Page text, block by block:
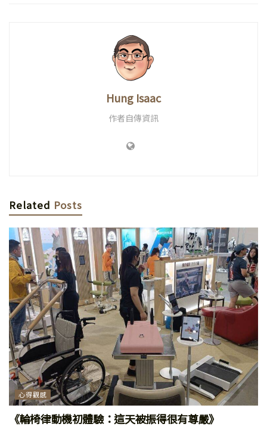
Hung Isaac
作者自傳資訊
Related Posts
心得觀感
《輪椅律動機初體驗：這天被振得很有尊嚴》